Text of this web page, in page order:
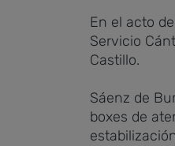
En el acto
Servicio
Castillo.
Sáenz de
boxes de